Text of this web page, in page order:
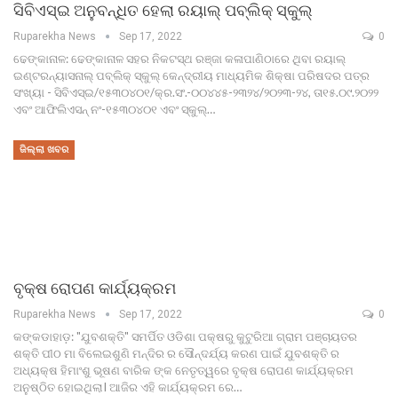
ସିବିଏସ୍ଇ ଅନୁବନ୍ଧିତ ହେଲା ରୟାଲ୍ ପବ୍ଲିକ୍ ସ୍କୁଲ୍
Ruparekha News Sep 17, 2022 0
ଢେଙ୍କାନାଳ: ଢେଙ୍କାନାଳ ସହର ନିକଟସ୍ଥ ରଞ୍ଜା କଳାପାଣିଠାରେ ଥିବା ରୟାଲ୍
ଇଣ୍ଟରନ୍ୟାସନାଲ୍ ପବ୍ଲିକ୍ ସ୍କୁଲ୍ କେନ୍ଦ୍ରୀୟ ମାଧ୍ୟମିକ ଶିକ୍ଷା ପରିଷଦର ପତ୍ର
ସଂଖ୍ୟା - ସିବିଏସ୍ଇ/୧୫୩୦୪୦୧/କ୍ର.ସଂ.-୦୦୪୪୫-୨୩୨୪/୨୦୨୩-୨୪, ତା୧୫.୦୯.୨୦୨୨
ଏବଂ ଆଫିଲିଏସନ୍ ନଂ-୧୫୩୦୪୦୧ ଏବଂ ସ୍କୁଲ୍…
ଜିଲ୍ଲା ଖବର
ବୃକ୍ଷ ରୋପଣ କାର୍ଯ୍ୟକ୍ରମ
Ruparekha News Sep 17, 2022 0
କଙ୍କଡାହାଡ଼: "ଯୁବଶକ୍ତି" ସମର୍ପିତ ଓଡିଶା ପକ୍ଷରୁ କୁଟୁରିଆ ଗ୍ରାମ ପଞ୍ଚାୟତର
ଶକ୍ତି ପୀଠ ମା ବିଲେଇଶୁଣି ମନ୍ଦିର ର ସୌନ୍ଦର୍ଯ୍ୟ କରଣ ପାଇଁ ଯୁବଶକ୍ତି ର
ଅଧ୍ୟକ୍ଷ ହିମାଂଶୁ ଭୂଷଣ ବାରିକ ଙ୍କ ନେତୃତ୍ୱରେ ବୃକ୍ଷ ରୋପଣ କାର୍ଯ୍ୟକ୍ରମ
ଅନୁଷ୍ଠିତ ହୋଇଥିଲାI ଆଜିର ଏହି କାର୍ଯ୍ୟକ୍ରମ ରେ…